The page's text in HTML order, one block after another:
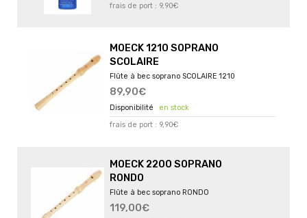
frais de port : 9,90€
MOECK 1210 SOPRANO
SCOLAIRE
Flûte à bec soprano SCOLAIRE 1210
89,90€
en stock
frais de port : 9,90€
MOECK 2200 SOPRANO
RONDO
Flûte à bec soprano RONDO
119,00€